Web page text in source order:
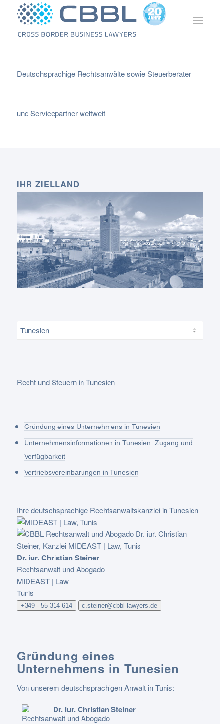
Deutschsprachige Rechtsanwälte sowie Steuerberater
und Servicepartner weltweit
IHR ZIELLAND
Recht und Steuern in Tunesien
Gründung eines Unternehmens in Tunesien
Unternehmensinformationen in Tunesien: Zugang und
Verfügbarkeit
Vertriebsvereinbarungen in Tunesien
Ihre deutschsprachige Rechtsanwaltskanzlei in Tunesien
Dr. iur. Christian Steiner
Rechtsanwalt und Abogado
MIDEAST | Law
Tunis
+349 - 55 314 614 c.steiner@cbbl-lawyers.de
Gründung eines
Unternehmens in Tunesien
Von unserem deutschsprachigen Anwalt in Tunis:
Dr. iur. Christian Steiner
Rechtsanwalt und Abogado